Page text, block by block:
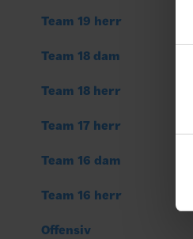
Team 19 herr
Team 18 dam
Team 18 herr
Team 17 herr
Team 16 dam
Team 16 herr
Offensiv